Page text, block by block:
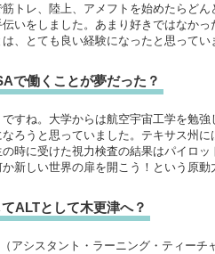
筋トレ、陸上、アメフトを始めたらど
伝いをしました。あまり好きではなか
は、とても良い経験になったと思ってい
で働くことが夢だった？
ですね。大学からは航空宇宙工学を勉
なろうと思っていました。テキサス州
の時に受けた視力検査の結果はパイロ
か新しい世界の扉を開こう！という原動
ALTとして木更津へ？
アシスタント・ラーニング・ティー